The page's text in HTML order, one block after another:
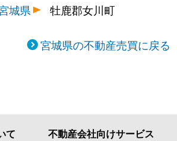
城県 牡鹿郡女川町
宮城県の不動産売買に戻る
て 不動産会社向けサービス